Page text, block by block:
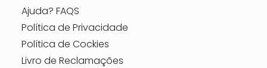
Ajuda? FAQS
Política de Privacidade
Política de Cockies
Livro de Reclamações